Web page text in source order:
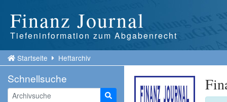
Finanz Journal
Tiefeninformation zum Abgabenrecht
Startseite Heftarchiv
Schnellsuche
Suche starten